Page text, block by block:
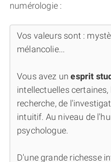
numérologie :
Vos valeurs sont :
mélancolie...
Vous avez unesprit
intellectuelles certaines,
recherche, de
intuitif. Au niveau de
psychologue.
D'une grande richesse